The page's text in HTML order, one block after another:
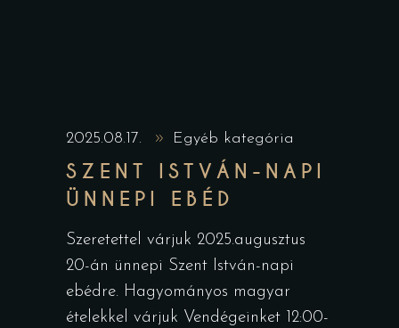
2025.08.17. Egyéb kategória
SZENT ISTVÁN-NAPI
ÜNNEPI EBÉD
Szeretettel várjuk 2025.augusztus
20-án ünnepi Szent István-napi
ebédre. Hagyományos magyar
ételekkel várjuk Vendégeinket 12:00-